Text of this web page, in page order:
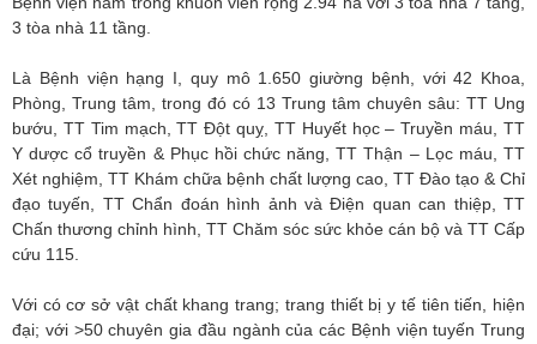
3 tòa nhà 11 tầng.
Là Bệnh viện hạng I, quy mô 1.650 giường bệnh, với 42 Khoa,
Phòng, Trung tâm, trong đó có 13 Trung tâm chuyên sâu: TT Ung
bướu, TT Tim mạch, TT Đột quỵ, TT Huyết học – Truyền máu, TT
Y dược cổ truyền & Phục hồi chức năng, TT Thận – Lọc máu, TT
Xét nghiệm, TT Khám chữa bệnh chất lượng cao, TT Đào tạo & Chỉ
đạo tuyến, TT Chẩn đoán hình ảnh và Điện quan can thiệp, TT
Chấn thương chỉnh hình, TT Chăm sóc sức khỏe cán bộ và TT Cấp
cứu 115.
Với có cơ sở vật chất khang trang; trang thiết bị y tế tiên tiến, hiện
đại; với >50 chuyên gia đầu ngành của các Bệnh viện tuyến Trung